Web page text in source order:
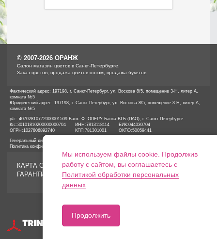
© 2007-2026 ОРАНЖ
Cалон магазин цветов в Санкт-Петербурге.
Заказ цветов, продажа цветов оптом, продажа букетов.
Фактический адрес: 197198, г. Санкт-Петербург, ул. Воскова 8/5, помещение 3-Н, литер А,
комната №5
Юридический адрес: 197198, г. Санкт-Петербург, ул. Воскова 8/5, помещение 3-Н, литер А,
комната №5
р/с: 40702810772000001509 Банк: Ф. ОПЕРУ Банка ВТБ (ПАО), г. Санкт-Петербурге
К/с:30101810200000000704 ИНН:7813118114 БИК:044030704
ОГРН: 1027806892740 КПП:781301001 ОКПО:50059441
Генеральный директор ООО «ОРАНЖ» Иванов А.Е.
Политика конфиденциальности
КАРТА САЙТА
ГАРАНТИИ
Мы используем файлы cookie. Продолжив
работу с сайтом, вы соглашаетесь с
Политикой обработки персональных
данных
Продолжить